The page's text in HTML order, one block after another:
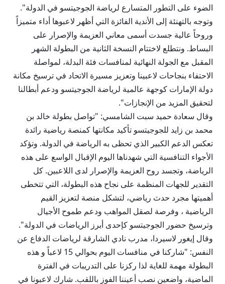
الضوء على التطور المتسارع لرياضة الجوجيتسو في الدولة".
وتوجه بالتهنئة إلى الأندية الفائزة التي أظهر لاعبوها أداء متميزاً
وروحاً عالية جسدت أسمى معاني العزيمة والإصرار على
البساط. ونتطلع لاختتام النسخة الثانية من البطولة الشهر
المقبل مع الجولة النهائية لمنافسات فئة البدلة، لمواصلة
الاحتفاء بنجاحات لاعبينا وتعزيز مسيرة الاتحاد في ترسيخ مكانة
دولة الإمارات كوجهة عالمية لرياضة الجوجيتسو ودعم أبطالنا
لتحقيق المزيد من الإنجازات".
وقال سعادة حميد سبت الشامسي: "تواصل بطولة خالد بن
محمد بن زايد للجوجيتسو تأكيد مكانتها كمنصة رياضية رائدة
تعكس الدعم الكبير الذي تحظى به الرياضة في الدولة. وتؤكد
الأجواء التنافسية التي شهدناها اليوم الإقبال الواسع على هذه
الرياضة، وتجسد روح العزيمة والإصرار لدى اللاعبين. كل
التقدير للجهات المنظمة على نجاح هذه البطولة، التي تتخطى
أهميتها مجرد حدث رياضي، لتشكل منصة لتعزيز القيم
الرياضية ، وفرصة لصقل المواهب ودعم طموح الأجيال
وترسيخ حضور الجوجيتسو كإحدى أبرز الرياضات في الدولة".
وقال إيغور لاسيردا، مدرب نادي الشارقة لرياضات الدفاع عن
النفس: "شاركنا في منافسات اليوم بحوالي 15 لاعباً و هذه
البطولة مهمة للغاية لذا ركزنا على التدريبات في الفترة
الماضية، واضعين نصب أعيننا الفوز باللقب. شارك لاعبونا في